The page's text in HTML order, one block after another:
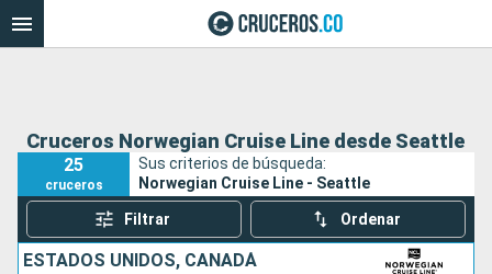
Cruceros Norwegian Cruise Line desde Seattle
25
cruceros
Sus criterios de búsqueda:
Norwegian Cruise Line - Seattle
Filtrar Ordenar
ESTADOS UNIDOS, CANADÁ